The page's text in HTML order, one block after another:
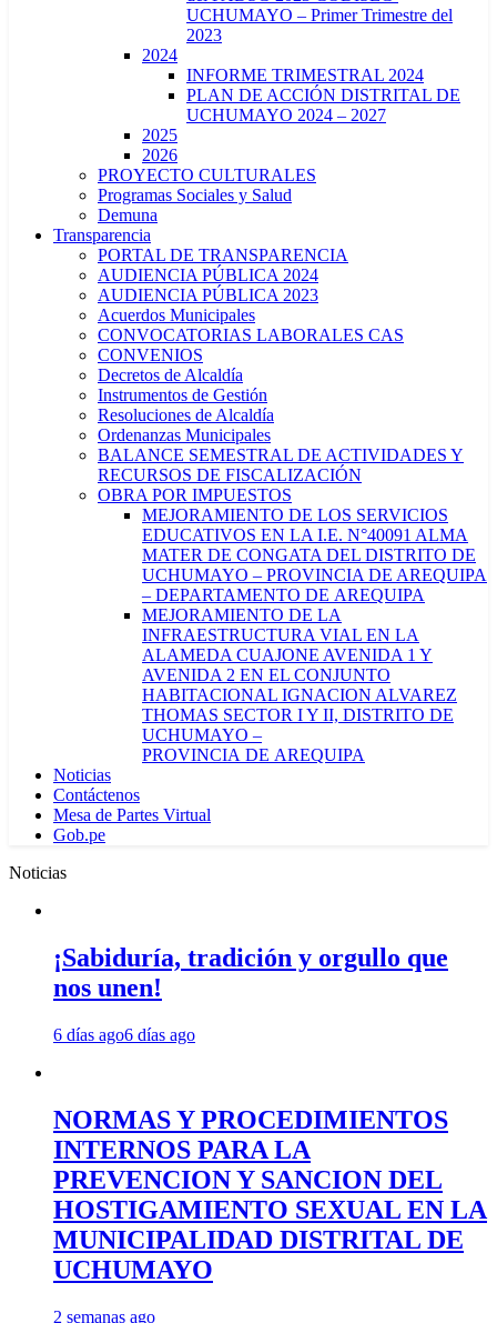
UCHUMAYO – Primer Trimestre del
2023
2024
INFORME TRIMESTRAL 2024
PLAN DE ACCIÓN DISTRITAL DE
UCHUMAYO 2024 – 2027
2025
2026
PROYECTO CULTURALES
Programas Sociales y Salud
Demuna
Transparencia
PORTAL DE TRANSPARENCIA
AUDIENCIA PÚBLICA 2024
AUDIENCIA PÚBLICA 2023
Acuerdos Municipales
CONVOCATORIAS LABORALES CAS
CONVENIOS
Decretos de Alcaldía
Instrumentos de Gestión
Resoluciones de Alcaldía
Ordenanzas Municipales
BALANCE SEMESTRAL DE ACTIVIDADES Y
RECURSOS DE FISCALIZACIÓN
OBRA POR IMPUESTOS
MEJORAMIENTO DE LOS SERVICIOS
EDUCATIVOS EN LA I.E. N°40091 ALMA
MATER DE CONGATA DEL DISTRITO DE
UCHUMAYO – PROVINCIA DE AREQUIPA
– DEPARTAMENTO DE AREQUIPA
MEJORAMIENTO DE LA
INFRAESTRUCTURA VIAL EN LA
ALAMEDA CUAJONE AVENIDA 1 Y
AVENIDA 2 EN EL CONJUNTO
HABITACIONAL IGNACION ALVAREZ
THOMAS SECTOR I Y II, DISTRITO DE
UCHUMAYO –
PROVINCIA DE AREQUIPA
Noticias
Contáctenos
Mesa de Partes Virtual
Gob.pe
Noticias
¡Sabiduría, tradición y orgullo que
nos unen!
6 días ago6 días ago
NORMAS Y PROCEDIMIENTOS
INTERNOS PARA LA
PREVENCION Y SANCION DEL
HOSTIGAMIENTO SEXUAL EN LA
MUNICIPALIDAD DISTRITAL DE
UCHUMAYO
2 semanas ago